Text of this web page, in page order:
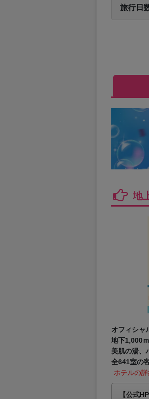
旅行日
地
オフィシャ
地下1,000
美肌の湯、
全641室の
ホテルの
【公式